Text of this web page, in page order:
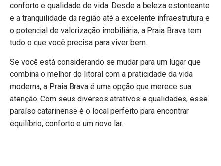
conforto e qualidade de vida. Desde a beleza estonteante
e a tranquilidade da região até a excelente infraestrutura e
o potencial de valorização imobiliária, a Praia Brava tem
tudo o que você precisa para viver bem.
Se você está considerando se mudar para um lugar que
combina o melhor do litoral com a praticidade da vida
moderna, a Praia Brava é uma opção que merece sua
atenção. Com seus diversos atrativos e qualidades, esse
paraíso catarinense é o local perfeito para encontrar
equilíbrio, conforto e um novo lar.